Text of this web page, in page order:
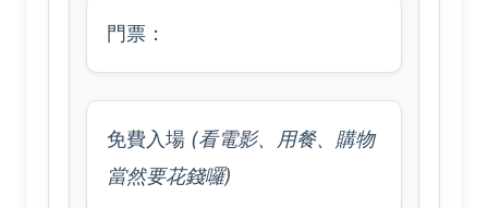
門票：
免費入場 (看電影、用餐、購物
當然要花錢囉)